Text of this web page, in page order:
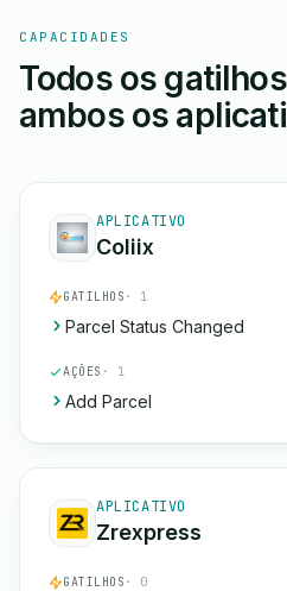
CAPACIDADES
Todos os
ambos os
APLICATIVO
Coliix
GATILHOS · 1
Parcel Status Changed
AÇÕES · 1
Add Parcel
APLICATIVO
Zrexpress
GATILHOS · 0